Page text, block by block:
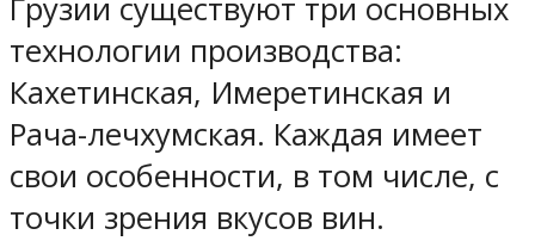
Грузии существуют три основных
технологии производства:
Кахетинская, Имеретинская и
Рача-лечхумская. Каждая имеет
свои особенности, в том числе, с
точки зрения вкусов вин.